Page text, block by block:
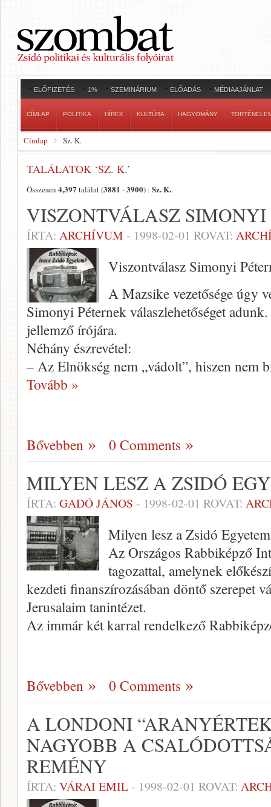
ELŐFIZETÉS 1% SZEMINÁRIUM ELŐADÁS MÉDIAAJÁNLAT
CÍMLAP POLITIKA HÍREK KULTÚRA HAGYOMÁNY
Címlap Sz. K.
TALÁLATOK ‘SZ. K.’
Összesen 4,397 találat (3881 -3900) : Sz. K..
VISZONTVÁLASZ SIMONYI
ÍRTA: ARCHÍVUM - 1998-02-01 ROVAT:
Viszontválasz Simonyi
A Mazsike vezetősége úgy
Simonyi Péternek válaszle­hetőséget
jellemző írójára.
Néhány észrevétel:
– Az Elnökség nem „vádolt”, hiszen nem
Tovább »
Bővebben 0 Comments
MILYEN LESZ A ZSIDÓ
ÍRTA: GADÓ JÁNOS - 1998-02-01 ROVAT:
Milyen lesz a Zsidó
Az Országos Rabbiképző
tagozattal, amelynek
kezdeti finanszírozásában döntő szerepet
Jerusalaim tanintézet.
Az immár két karral rendelkező
Bővebben 0 Comments
A LONDONI
NAGYOBB A
REMÉNY
ÍRTA: VÁRAI EMIL- 1998-02-01 ROVAT: